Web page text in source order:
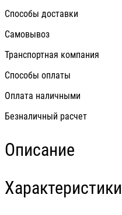
Способы доставки
Самовывоз
Транспортная компания
Способы оплаты
Оплата наличными
Безналичный расчет
Описание
Характеристики